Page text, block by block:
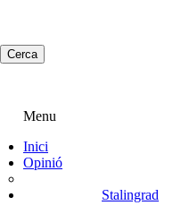
Cerca
Menu
Inici
Opinió
Stalingrad